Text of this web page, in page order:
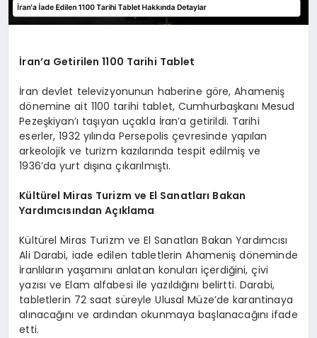
İran’a Getirilen 1100 Tarihi Tablet
İran devlet televizyonunun haberine göre, Ahameniş
dönemine ait 1100 tarihi tablet, Cumhurbaşkanı Mesud
Pezeşkiyan’ı taşıyan uçakla İran’a getirildi. Tarihi
eserler, 1932 yılında Persepolis çevresinde yapılan
arkeolojik ve turizm kazılarında tespit edilmiş ve
1936’da yurt dışına çıkarılmıştı.
Kültürel Miras Turizm ve El Sanatları Bakan
Yardımcısından Açıklama
Kültürel Miras Turizm ve El Sanatları Bakan Yardımcısı
Ali Darabi, iade edilen tabletlerin Ahameniş döneminde
İranlıların yaşamını anlatan konuları içerdiğini, çivi
yazısı ve Elam alfabesi ile yazıldığını belirtti. Darabi,
tabletlerin 72 saat süreyle Ulusal Müze’de karantinaya
alınacağını ve ardından okunmaya başlanacağını ifade
etti.